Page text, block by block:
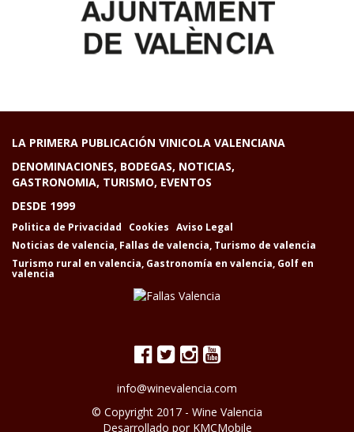
LA PRIMERA PUBLICACIÓN VINICOLA VALENCIANA
DENOMINACIONES, BODEGAS, NOTICIAS,
GASTRONOMIA, TURISMO, EVENTOS
DESDE 1999
Politica de Privacidad Cookies Aviso Legal
Noticias de valencia, Fallas de valencia, Turismo de valencia
Turismo rural en valencia, Gastronomía en valencia, Golf en
valencia
info@winevalencia.com
© Copyright 2017 - Wine Valencia
Desarrollado por KMCMobile